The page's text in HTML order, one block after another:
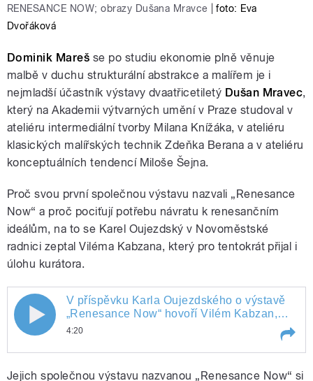
RENESANCE NOW; obrazy Dušana Mravce
foto: Eva
Dvořáková
Dominik Mareš se po studiu ekonomie plně věnuje
malbě v duchu strukturální abstrakce a malířem je i
nejmladší účastník výstavy dvaatřicetiletý Dušan Mravec,
který na Akademii výtvarných umění v Praze studoval v
ateliéru intermediální tvorby Milana Knížáka, v ateliéru
klasických malířských technik Zdeňka Berana a v ateliéru
konceptuálních tendencí Miloše Šejna.
Proč svou první společnou výstavu nazvali „Renesance
Now“ a proč pociťují potřebu návratu k renesančním
ideálům, na to se Karel Oujezdský v Novoměstské
radnici zeptal Viléma Kabzana, který pro tentokrát přijal i
úlohu kurátora.
V příspěvku Karla Oujezdského o
výstavě „Renesance Now“ hovoří Vilém
Kabzan, Petr Písařík, Dominik Mareš a
V příspěvku Karla Oujezdského o výstavě
„Renesance Now“ hovoří Vilém Kabzan,
Petr Písařík, Dominik Mareš a Dušan
4:20
výstavě „Renesance Now“ hovoří Vilém
Jejich společnou výstavu nazvanou „Renesance Now“ si